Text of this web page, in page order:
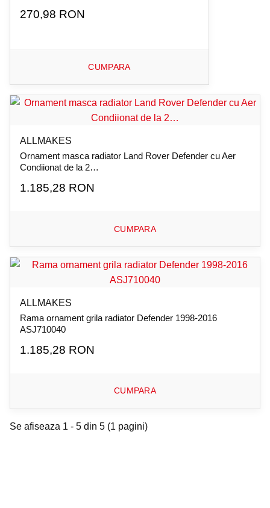
270,98 RON
CUMPARA
ALLMAKES
Ornament masca radiator Land Rover Defender cu Aer
Condiionat de la 2…
1.185,28 RON
CUMPARA
ALLMAKES
Rama ornament grila radiator Defender 1998-2016
ASJ710040
1.185,28 RON
CUMPARA
Se afiseaza 1 - 5 din 5 (1 pagini)